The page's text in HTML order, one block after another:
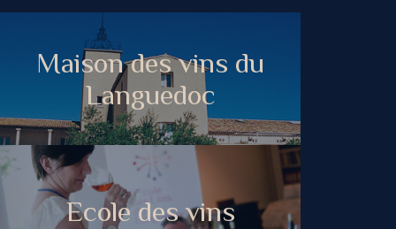
Maison des vins du
Languedoc
Ecole des vins